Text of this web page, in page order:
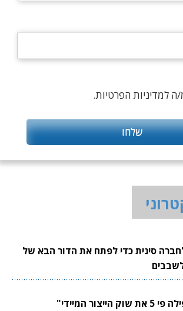
ה למדיניות הפרטיות.
סינית כדי לפתח את הדור הבא של
המיידי"